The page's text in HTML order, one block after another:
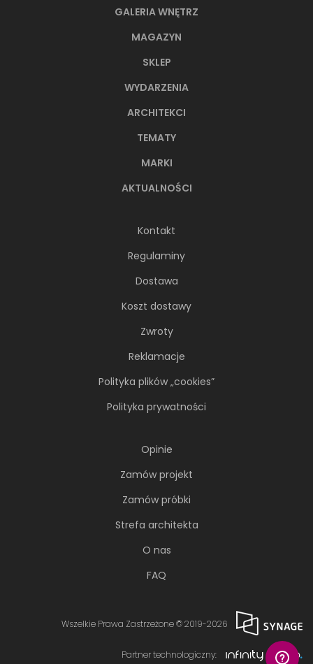
GALERIA WNĘTRZ
MAGAZYN
SKLEP
WYDARZENIA
ARCHITEKCI
TEMATY
MARKI
AKTUALNOŚCI
Kontakt
Regulaminy
Dostawa
Koszt dostawy
Zwroty
Reklamacje
Polityka plików „cookies”
Polityka prywatności
Opinie
Zamów projekt
Zamów próbki
Strefa architekta
O nas
FAQ
Wszelkie Prawa Zastrzeżone © 2019-2026
Partner technologiczny: